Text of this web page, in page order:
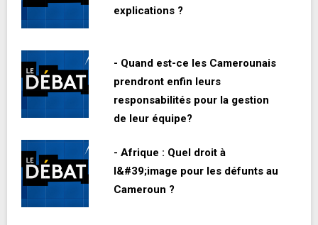
explications ?
- Quand est-ce les Camerounais
prendront enfin leurs
responsabilités pour la gestion
de leur équipe?
- Afrique : Quel droit à
l&#39;image pour les défunts au
Cameroun ?